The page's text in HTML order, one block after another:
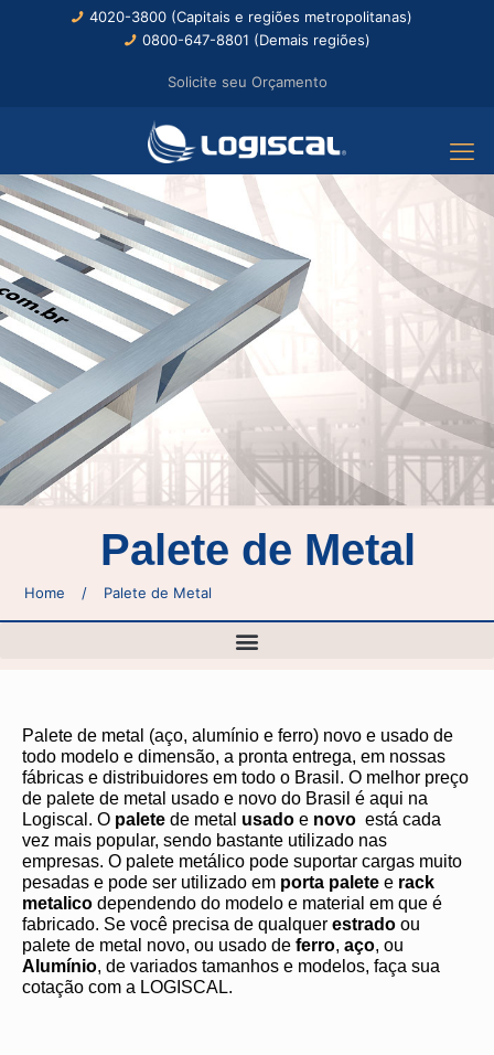
4020-3800 (Capitais e regiões metropolitanas)
0800-647-8801 (Demais regiões)
Solicite seu Orçamento
Palete de Metal
Home / Palete de Metal
Palete de metal (aço, alumínio e ferro) novo e usado de
todo modelo e dimensão, a pronta entrega, em nossas
fábricas e distribuidores em todo o Brasil. O melhor preço
de palete de metal usado e novo do Brasil é aqui na
Logiscal. O palete de metal usado e novo está cada
vez mais popular, sendo bastante utilizado nas
empresas. O palete metálico pode suportar cargas muito
pesadas e pode ser utilizado em porta palete e rack
metalico dependendo do modelo e material em que é
fabricado. Se você precisa de qualquer estrado ou
palete de metal novo, ou usado de ferro, aço, ou
Alumínio, de variados tamanhos e modelos, faça sua
cotação com a LOGISCAL.